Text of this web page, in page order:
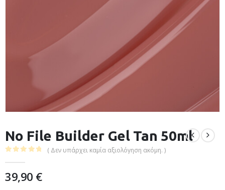
No File Builder Gel Tan 50ml
( Δεν υπάρχει καμία αξιολόγηση ακόμη. )
39,90 €